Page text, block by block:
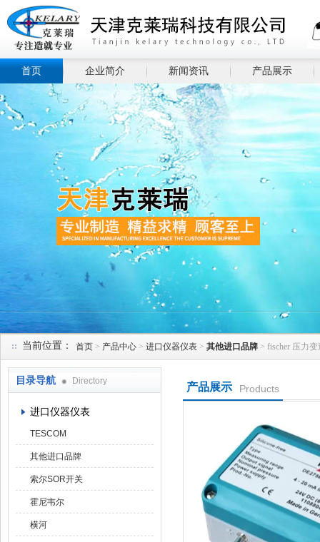
首页 企业简介 新闻资讯 产品展示
当前位置： 首页 > 产品中心 > 进口仪器仪表 > 其他进口品牌 > fischer 压力
目录导航 Directory
进口仪器仪表
TESCOM
其他进口品牌
索尔SOR开关
霍尼韦尔
横河
产品展示 Products